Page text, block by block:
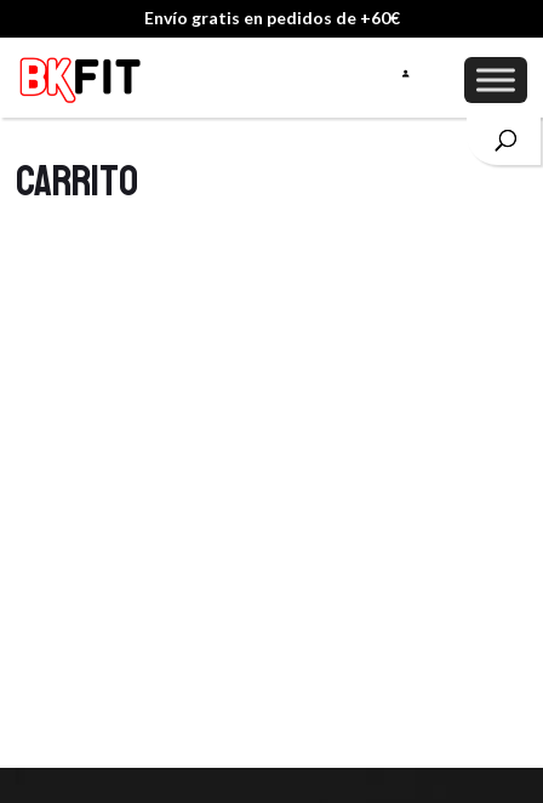
Envío gratis en pedidos de +60€
Carrito